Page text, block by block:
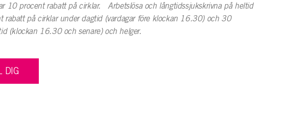
10 procent rabatt på cirklar. Arbetslösa och långtidssjukskrivna på heltid
rabatt på cirklar under dagtid (vardagar före klockan 16.30) och 30
(klockan 16.30 och senare) och helger.
DIG